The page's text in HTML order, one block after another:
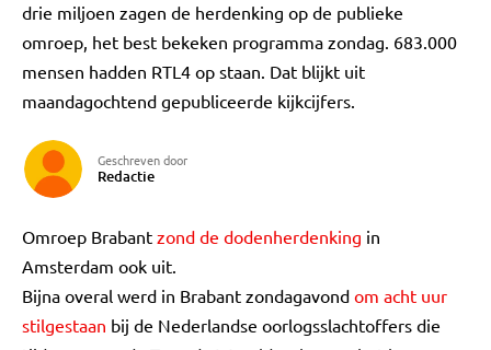
drie miljoen zagen de herdenking op de publieke
omroep, het best bekeken programma zondag. 683.000
mensen hadden RTL4 op staan. Dat blijkt uit
maandagochtend gepubliceerde kijkcijfers.
Geschreven door
Redactie
Omroep Brabant zond de dodenherdenking in
Amsterdam ook uit.
Bijna overal werd in Brabant zondagavond om acht uur
stilgestaan bij de Nederlandse oorlogsslachtoffers die